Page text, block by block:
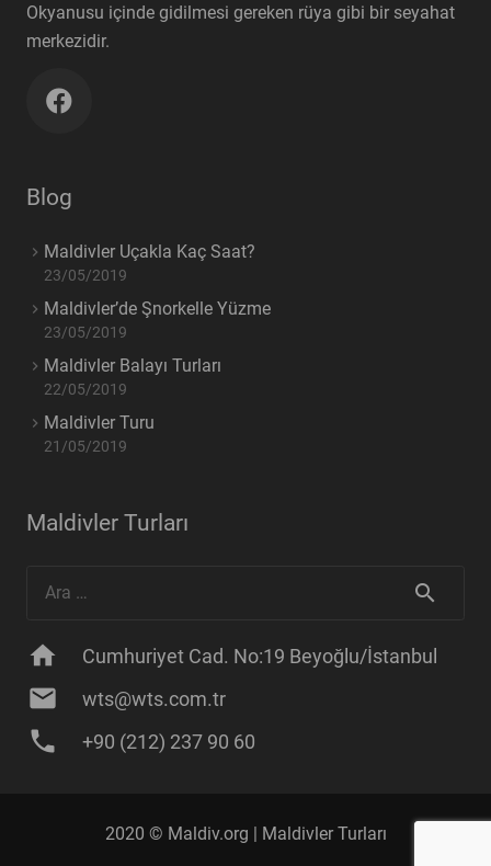
Okyanusu içinde gidilmesi gereken rüya gibi bir seyahat
merkezidir.
Blog
Maldivler Uçakla Kaç Saat?
23/05/2019
Maldivler’de Şnorkelle Yüzme
23/05/2019
Maldivler Balayı Turları
22/05/2019
Maldivler Turu
21/05/2019
Maldivler Turları
home Cumhuriyet Cad. No:19 Beyoğlu/İstanbul
mail wts@wts.com.tr
phone +90 (212) 237 90 60
2020 © Maldiv.org | Maldivler Turları